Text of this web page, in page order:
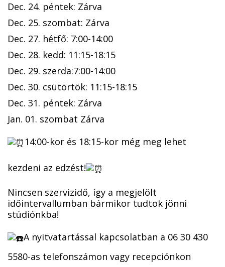
Dec. 24. péntek: Zárva
Dec. 25. szombat: Zárva
Dec. 27. hétfő: 7:00-14:00
Dec. 28. kedd: 11:15-18:15
Dec. 29. szerda:7:00-14:00
Dec. 30. csütörtök: 11:15-18:15
Dec. 31. péntek: Zárva
Jan. 01. szombat Zárva
14:00-kor és 18:15-kor még meg lehet
kezdeni az edzést!
Nincsen szervizidő, így a megjelölt
időintervallumban bármikor tudtok jönni
stúdiónkba!
A nyitvatartással kapcsolatban a 06 30 430
5580-as telefonszámon vagy recepciónkon